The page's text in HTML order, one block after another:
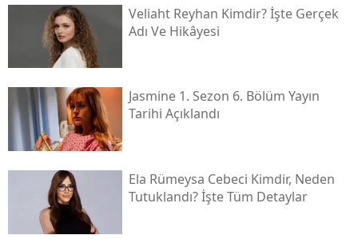
Veliaht Reyhan Kimdir? İşte Gerçek
Adı Ve Hikâyesi
Jasmine 1. Sezon 6. Bölüm Yayın
Tarihi Açıklandı
Ela Rümeysa Cebeci Kimdir, Neden
Tutuklandı? İşte Tüm Detaylar